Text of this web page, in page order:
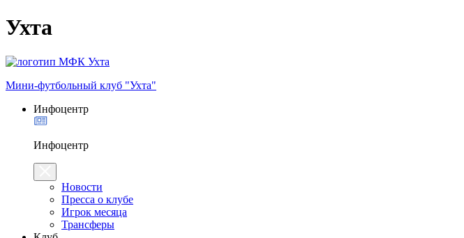
Ухта
Мини-футбольный клуб "Ухта"
Инфоцентр
Инфоцентр
Новости
Пресса о клубе
Игрок месяца
Трансферы